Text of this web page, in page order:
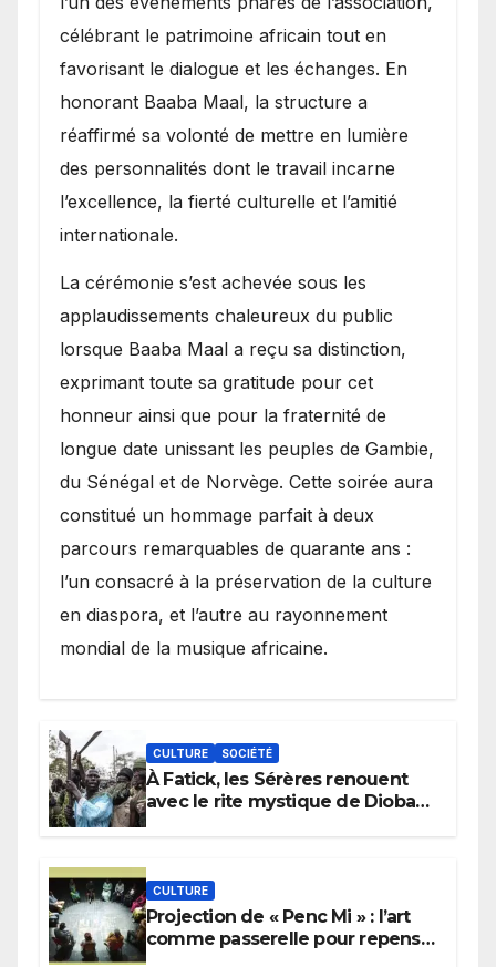
célébrant le patrimoine africain tout en
favorisant le dialogue et les échanges. En
honorant Baaba Maal, la structure a
réaffirmé sa volonté de mettre en lumière
des personnalités dont le travail incarne
l’excellence, la fierté culturelle et l’amitié
internationale.
​La cérémonie s’est achevée sous les
applaudissements chaleureux du public
lorsque Baaba Maal a reçu sa distinction,
exprimant toute sa gratitude pour cet
honneur ainsi que pour la fraternité de
longue date unissant les peuples de Gambie,
du Sénégal et de Norvège. Cette soirée aura
constitué un hommage parfait à deux
parcours remarquables de quarante ans :
l’un consacré à la préservation de la culture
en diaspora, et l’autre au rayonnement
mondial de la musique africaine.
CULTURE SOCIÉTÉ
À Fatick, les Sérères renouent
avec le rite mystique de Diobaye
CULTURE
Projection de « Penc Mi » : l’art
comme passerelle pour repenser